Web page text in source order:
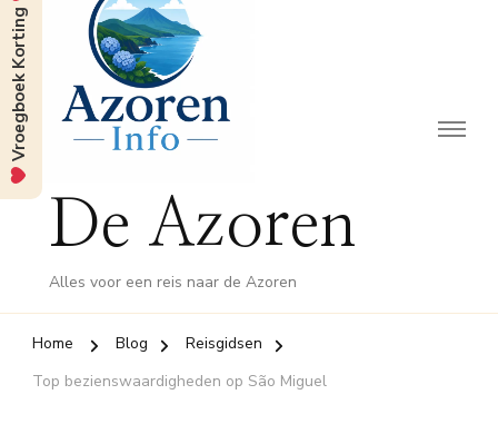
De Azoren
Alles voor een reis naar de Azoren
Home Blog
Reisgidsen
Top bezienswaardigheden op São Miguel
Vroegboek Korting